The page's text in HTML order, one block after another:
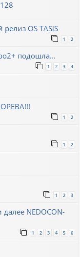
OS TASiS
1 2
подошла...
1 2 3 4
1 2
1 2
1 2 3
NEDOCON-
1 2 3 4 5 6